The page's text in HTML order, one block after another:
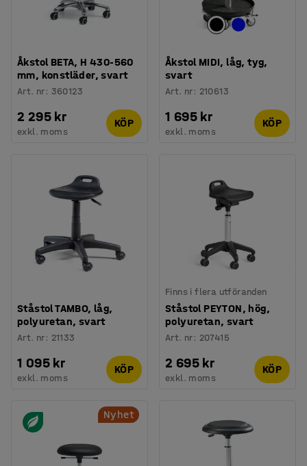
Åkstol BETA, H 430-560
mm, konstläder, svart
Art. nr: 360123
2 295 kr
exkl. moms
KÖP
Åkstol MIDI, låg, tyg,
svart
Art. nr: 210613
1 695 kr
exkl. moms
KÖP
Ståstol TAMBO, låg,
polyuretan, svart
Art. nr: 21133
1 095 kr
exkl. moms
KÖP
Finns i flera utföranden
Ståstol PEYTON, hög,
polyuretan, svart
Art. nr: 207415
2 695 kr
exkl. moms
KÖP
Nyhet